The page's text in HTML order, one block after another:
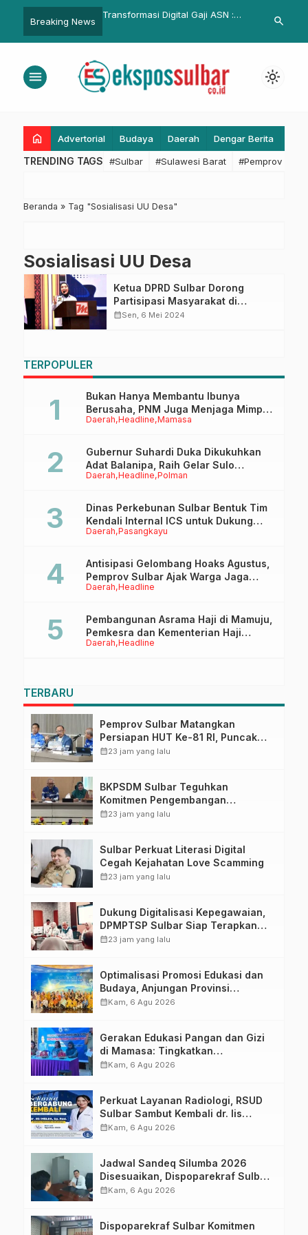
Breaking News
Argentina
Transformasi Digital Gaji ASN :
Pembayaran via SP2D Online
Event
Kolaborasi
search
menu light_mode
home Advertorial Budaya Daerah Dengar Berita
TRENDING TAGS #Sulbar #Sulawesi Barat #Pemprov
Beranda » Tag "Sosialisasi UU Desa"
Sosialisasi UU Desa
Ketua DPRD Sulbar Dorong
Partisipasi Masyarakat di
Sosialisasi UU Desa
calendar_monthSen, 6 Mei 2024
TERPOPULER
Daerah Headline Mamasa
Bukan Hanya Membantu Ibunya
Berusaha, PNM Juga Menjaga Mimpi
Anaknya Untuk Menggapai Cita-Cita
Daerah Headline Polman
Gubernur Suhardi Duka Dikukuhkan
Adat Balanipa, Raih Gelar Sulo
Tappidena
Daerah Pasangkayu
Dinas Perkebunan Sulbar Bentuk Tim
Kendali Internal ICS untuk Dukung
Sertifikasi ISPO Pekebun di
Daerah Headline
Antisipasi Gelombang Hoaks Agustus,
Pemprov Sulbar Ajak Warga Jaga
Ruang Digital
Daerah Headline
Pembangunan Asrama Haji di Mamuju,
Pemkesra dan Kementerian Haji
Sulbar Tinjau Lokasi
TERBARU
Pemprov Sulbar Matangkan
Persiapan HUT Ke-81 RI, Puncak
Upacara di Lapangan Ahmad
calendar_month23 jam yang lalu
BKPSDM Sulbar Teguhkan
Komitmen Pengembangan
Kompetensi ASN melalui
calendar_month23 jam yang lalu
Sulbar Perkuat Literasi Digital
Cegah Kejahatan Love Scamming
calendar_month23 jam yang lalu
Dukung Digitalisasi Kepegawaian,
DPMPTSP Sulbar Siap Terapkan
Aplikasi FLEKSI ASN
calendar_month23 jam yang lalu
Optimalisasi Promosi Edukasi dan
Budaya, Anjungan Provinsi
Sulawesi Barat Perkuat Kolaborasi
calendar_monthKam, 6 Agu 2026
Gerakan Edukasi Pangan dan Gizi
di Mamasa: Tingkatkan
Pengetahuan dan Keterampilan
calendar_monthKam, 6 Agu 2026
Perkuat Layanan Radiologi, RSUD
Sulbar Sambut Kembali dr. Iis
Imelda, Sp.Rad
calendar_monthKam, 6 Agu 2026
Jadwal Sandeq Silumba 2026
Disesuaikan, Dispoparekraf Sulbar
Pastikan Persiapan Tetap
calendar_monthKam, 6 Agu 2026
Dispoparekraf Sulbar Komitmen